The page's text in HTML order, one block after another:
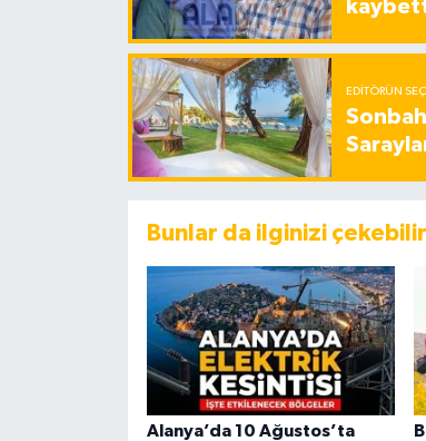
EDITÖRÜN
Bunlar da ilginizi çekebilir
Alanya’da 10 Ağustos’ta